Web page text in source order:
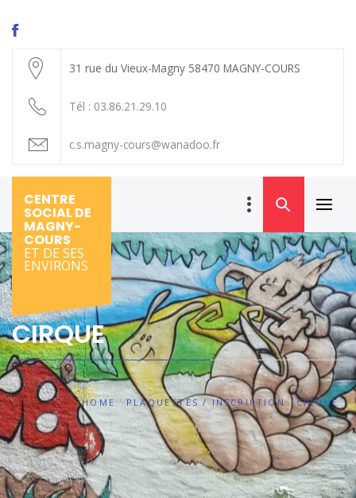
31 rue du Vieux-Magny 58470 MAGNY-COURS
Tél : 03.86.21.29.10
c.s.magny-cours@wanadoo.fr
CENTRE
SOCIAL DE
MAGNY-
COURS
ET DE SES
ENVIRONS
Menu
CIRQUE
HOME PLAQUETTES / INSCRIPTION CIRQUE